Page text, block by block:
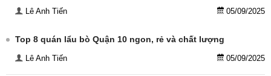
Lê Anh Tiến 05/09/2025
Top 8 quán lẩu bò Quận 10 ngon, rẻ và chất lượng
Lê Anh Tiến 05/09/2025